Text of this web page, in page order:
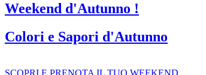
Weekend d'Autunno !
Colori e Sapori d'Autunno
SCOPRI E PRENOTA IL TUO WEEKEND